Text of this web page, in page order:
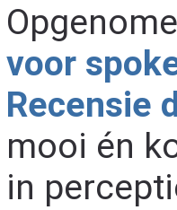
voor
Recensie
mooi én
in